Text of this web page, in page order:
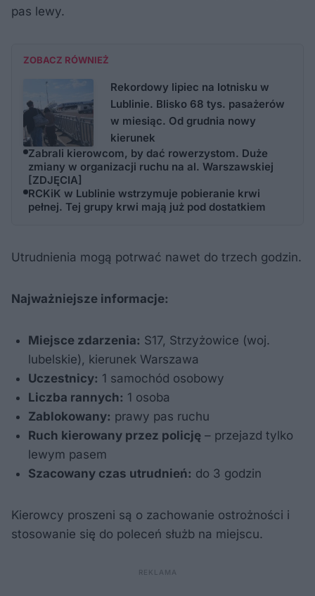
pas lewy.
ZOBACZ RÓWNIEŻ
Rekordowy lipiec na lotnisku w
Lublinie. Blisko 68 tys. pasażerów
w miesiąc. Od grudnia nowy
kierunek
Zabrali kierowcom, by dać rowerzystom. Duże
zmiany w organizacji ruchu na al. Warszawskiej
[ZDJĘCIA]
RCKiK w Lublinie wstrzymuje pobieranie krwi
pełnej. Tej grupy krwi mają już pod dostatkiem
Utrudnienia mogą potrwać nawet do trzech godzin.
Najważniejsze informacje:
Miejsce zdarzenia: S17, Strzyżowice (woj.
lubelskie), kierunek Warszawa
Uczestnicy: 1 samochód osobowy
Liczba rannych: 1 osoba
Zablokowany: prawy pas ruchu
Ruch kierowany przez policję – przejazd tylko
lewym pasem
Szacowany czas utrudnień: do 3 godzin
Kierowcy proszeni są o zachowanie ostrożności i
stosowanie się do poleceń służb na miejscu.